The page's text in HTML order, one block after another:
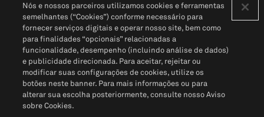
Política de PrivacidadePortal de privacidade do cliente (em inglês)
Não Venda Minhas Informações Pessoais© 2026 S&P Global
Nós e nossos parceiros utilizamos cookies e ferramentas
semelhantes (“Cookies”) conforme necessário para
fornecer serviços digitais e operar nosso site, bem como
para finalidades “opcionais” relacionadas a
funcionalidade, desempenho (incluindo análise de dados)
e publicidade direcionada. Para aceitar, rejeitar ou
modificar suas configurações de cookies, utilize os
botões neste banner. Para mais informações ou para
alterar sua escolha posteriormente, consulte nosso Aviso
sobre Cookies.